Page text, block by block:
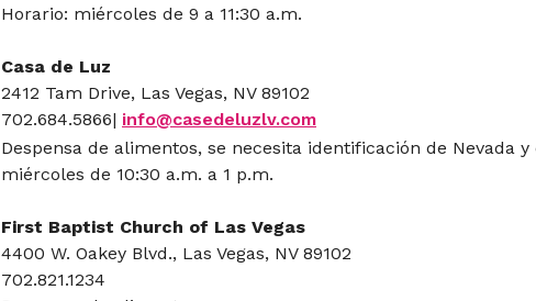
Horario: miércoles de 9 a 11:30 a.m.
Casa de Luz
2412 Tam Drive, Las Vegas, NV 89102
702.684.5866| info@casedeluzlv.com
Despensa de alimentos, se necesita identificación de Nevada
miércoles de 10:30 a.m. a 1 p.m.
First Baptist Church of Las Vegas
4400 W. Oakey Blvd., Las Vegas, NV 89102
702.821.1234